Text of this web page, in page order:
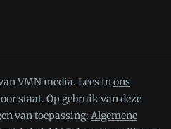
VMN media. Lees inons
staat. Op gebruik van deze
van toepassing: Algemene